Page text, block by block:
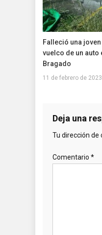
Falleció una
vuelco de un auto
Bragado
11 de febrero de 2023
Deja una
Tu dirección de
Comentario *